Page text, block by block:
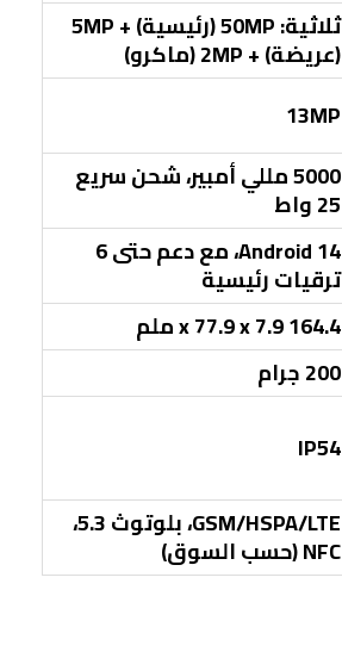
ثلاثية: 50MP (رئيسية) + 5MP
(عريضة) + 2MP (ماكرو)
13MP
5000 مللي أمبير، شحن سريع
25 واط
Android 14، مع دعم حتى 6
ترقيات رئيسية
164.4 x 77.9 x 7.9 ملم
200 جرام
IP54
GSM/HSPA/LTE، بلوتوث 5.3،
NFC (حسب السوق)